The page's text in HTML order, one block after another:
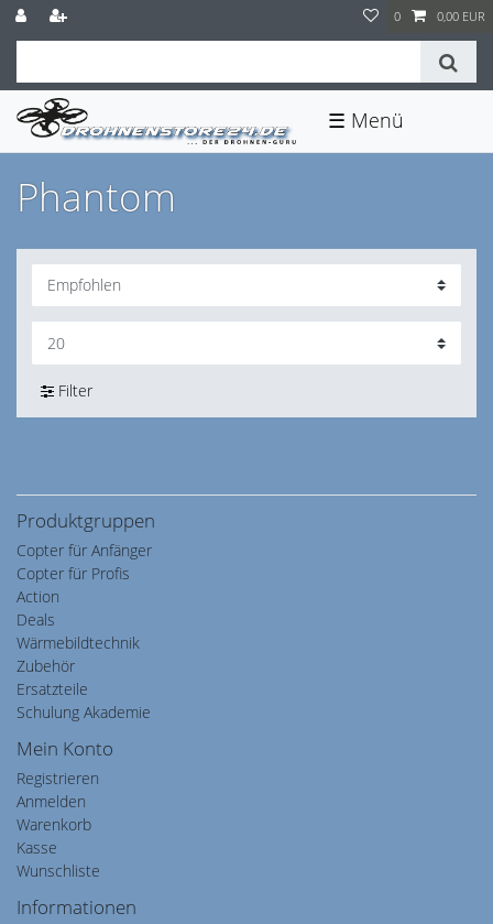
0 0,00 EUR
☰
Phantom
Filter
Produktgruppen
Copter für Anfänger
Copter für Profis
Action
Deals
Wärmebildtechnik
Zubehör
Ersatzteile
Schulung Akademie
Mein Konto
Registrieren
Anmelden
Warenkorb
Kasse
Wunschliste
Informationen